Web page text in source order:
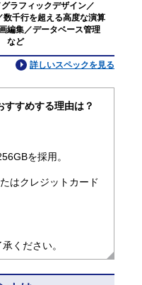
ラフィックデザイン／
千行を超える高度な演算
編集／データベース管理
など
詳しいスペックを見る
すめする理由は？
を採用。
はクレジットカード
ください。